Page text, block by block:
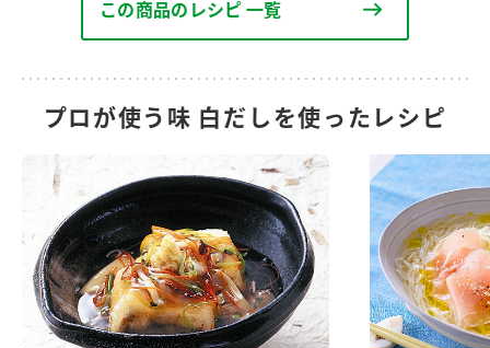
この商品のレシピ 一覧
プロが使う味 白だしを使ったレシピ